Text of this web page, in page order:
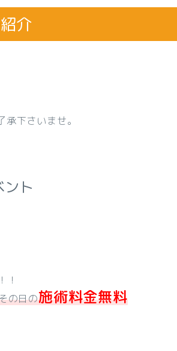
介
下さいませ。
ト
！
の日の施術料金無料